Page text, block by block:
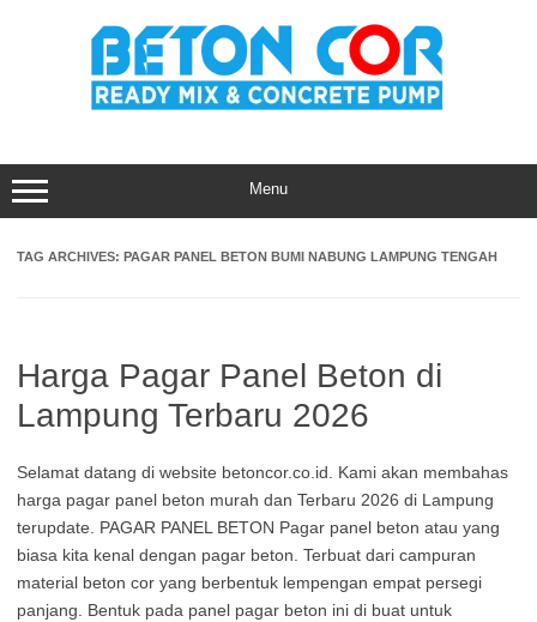
Menu
TAG ARCHIVES: PAGAR PANEL BETON BUMI NABUNG LAMPUNG TENGAH
Harga Pagar Panel Beton di
Lampung Terbaru 2026
Selamat datang di website betoncor.co.id. Kami akan membahas
harga pagar panel beton murah dan Terbaru 2026 di Lampung
terupdate. PAGAR PANEL BETON Pagar panel beton atau yang
biasa kita kenal dengan pagar beton. Terbuat dari campuran
material beton cor yang berbentuk lempengan empat persegi
panjang. Bentuk pada panel pagar beton ini di buat untuk